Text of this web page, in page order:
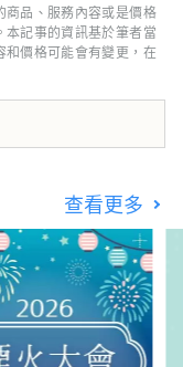
商品、服務內容或是價格
記事的資訊基於筆者當
價格可能會有變更，在
查看更多